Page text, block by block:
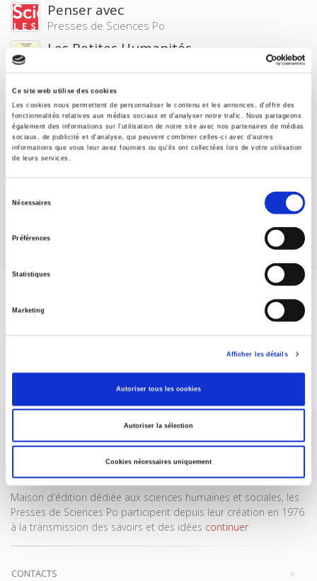
Ce site web utilise des cookies
Les cookies nous permettent de personnaliser le contenu et les annonces, d'offrir des
fonctionnalités relatives aux médias sociaux et d'analyser notre trafic. Nous partageons
également des informations sur l'utilisation de notre site avec nos partenaires de médias
sociaux, de publicité et d'analyse, qui peuvent combiner celles-ci avec d'autres
informations que vous leur avez fournies ou qu'ils ont collectées lors de votre utilisation
de leurs services.
Nécessaires
Préférences
Statistiques
Marketing
Afficher les détails
Autoriser tous les cookies
Autoriser la sélection
Cookies nécessaires uniquement
Penser avec
Presses de Sciences Po
Les Petites Humanités
Que sait-on ?
Presses de Sciences Po
Références
Presses de Sciences Po
Relations internationales
Presses de Sciences Po
Sécuriser l'emploi
ABONNEZ-VOUS À NOS
REVUES
Je m’abonne
Maison d'édition dédiée aux sciences humaines et sociales, les
Presses de Sciences Po participent depuis leur création en 1976
à la transmission des savoirs et des idées continuer
CONTACTS